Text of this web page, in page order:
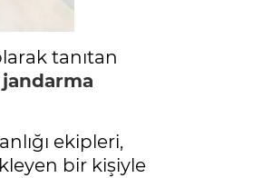
tanıtan
jandarma
ekipleri,
bir kişiyle